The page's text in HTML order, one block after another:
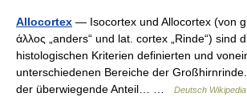
Allocortex — Isocortex und Allocortex (von
άλλος „anders“ und lat. cortex „Rinde“) sind
histologischen Kriterien definierten und
unterschiedenen Bereiche der
der überwiegende Anteil… …
Deutsch Wikipedia